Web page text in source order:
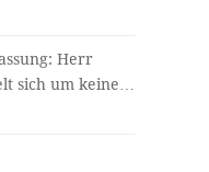
Herr
sich um keine…